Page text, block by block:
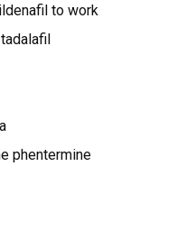
to work
phentermine